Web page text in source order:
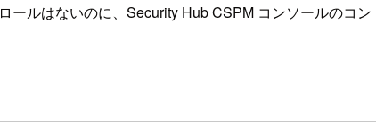
ールはないのに、Security Hub CSPM コンソールのコ